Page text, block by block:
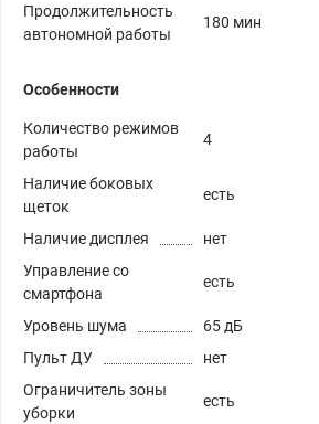
Продолжительность
автономной работы
180 мин
Особенности
Количество режимов
работы
4
Наличие боковых
щеток
есть
Наличие дисплея
нет
Управление со
смартфона
есть
Уровень шума
65 дБ
Пульт ДУ
нет
Ограничитель зоны
уборки
есть